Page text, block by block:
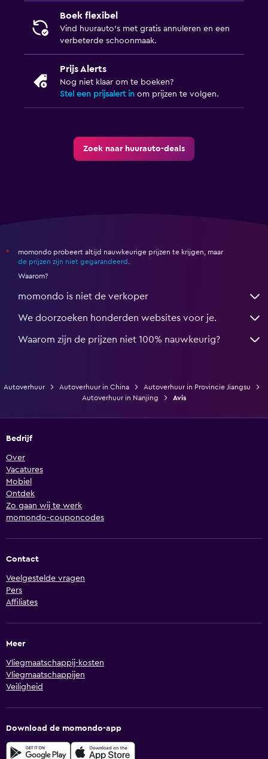
Boek flexibel
Vind huurauto's met gratis annuleren en een
verbeterde schoonmaak.
Prijs Alerts
Nog niet klaar om te boeken?
Stel een prijsalert in om prijzen te volgen.
Zoek naar huurauto-deals
*
momondo probeert altijd nauwkeurige prijzen te krijgen, maar
de prijzen zijn niet gegarandeerd .
Waarom?
momondo is niet de verkoper
We doorzoeken honderden websites voor je.
Waarom zijn de prijzen niet 100% nauwkeurig?
Autoverhuur Autoverhuur in China
Autoverhuur in Provincie Jiangsu
Autoverhuur in Nanjing
Avis
Bedrijf
Over
Vacatures
Mobiel
Ontdek
Zo gaan wij te werk
momondo-couponcodes
Contact
Veelgestelde vragen
Pers
Affiliates
Meer
Vliegmaatschappij-kosten
Vliegmaatschappijen
Veiligheid
Download de momondo-app